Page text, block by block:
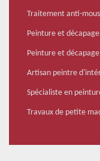
Traitement anti-
Peinture et
Peinture et
Artisan peintre
Spécialiste en
Travaux de petite